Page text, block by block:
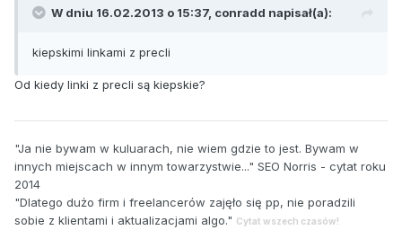
W dniu 16.02.2013 o 15:37, conradd napisał(a):
kiepskimi linkami z precli
Od kiedy linki z precli są kiepskie?
"Ja nie bywam w kuluarach, nie wiem gdzie to jest. Bywam w
innych miejscach w innym towarzystwie..." SEO Norris - cytat roku
2014
"Dlatego dużo firm i freelancerów zajęło się pp, nie poradzili
sobie z klientami i aktualizacjami algo." Cytat wszech czasów!